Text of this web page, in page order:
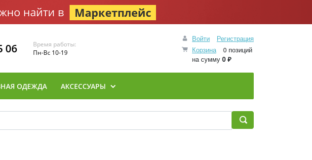
найти в Маркетплейс
Войти
Регистрация
Корзина
0 позиций
на сумму 0 ₽
06
Время работы:
Пн-Вс 10-19
ОДЕЖДА АКСЕССУАРЫ